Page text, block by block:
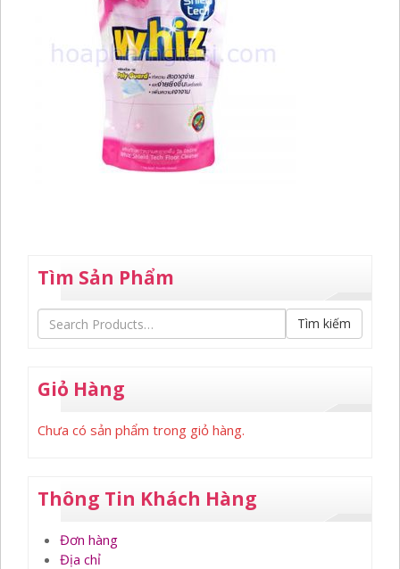
Tìm Sản Phẩm
Tìm kiếm
Giỏ Hàng
Chưa có sản phẩm trong giỏ hàng.
Thông Tin Khách Hàng
Đơn hàng
Địa chỉ